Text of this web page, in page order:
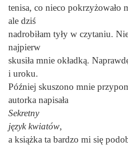
tenisa, co nieco pokrzyżowało
ale dziś
nadrobiłam tyły w czytaniu.
najpierw
skusiła mnie okładką.
i uroku.
Później skuszono mnie
autorka napisała
Sekretny
język kwiatów,
a książka ta bardzo mi się